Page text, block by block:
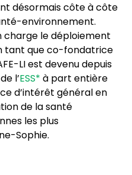
désormais côte à côte
environnement.
charge le déploiement
tant que co-fondatrice
LI est devenu depuis
l’ESS* à part entière
d’intérêt général en
de la santé
les plus
Sophie.